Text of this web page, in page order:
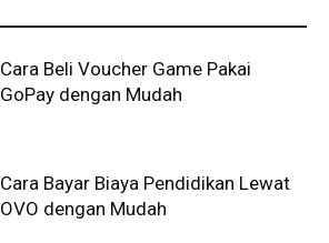
Cara Beli Voucher Game Pakai
GoPay dengan Mudah
Cara Bayar Biaya Pendidikan Lewat
OVO dengan Mudah